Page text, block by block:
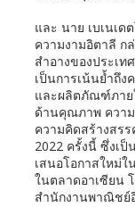
และ นาย เบเนเ
ความงามอิตาลี ก
สำอางของประเท
เป็นการเน้นย้ำถึ
และผลิตภัณฑ์ภาย
ด้านคุณภาพ ควา
ความคิดสร้างสร
2022 ครั้งนี้ ซึ่งเป็
เสนอโอกาสใหม่
ในตลาดอาเซียน
สำนักงานพาณิชย์